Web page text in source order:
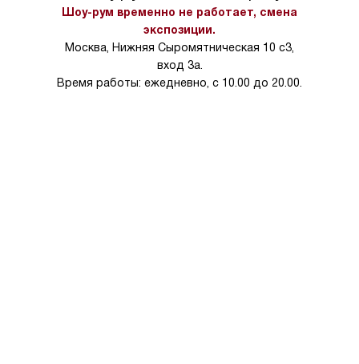
тарифы на услуги
Шоу-рум временно не работает, смена
экспозиции.
Москва, Нижняя Сыромятническая 10 с3,
вход 3а.
Время работы: ежедневно, с 10.00 до 20.00.